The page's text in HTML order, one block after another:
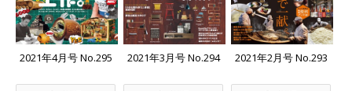
2021年4月号 No.295 2021年3月号 No.294 2021年2月号 No.293